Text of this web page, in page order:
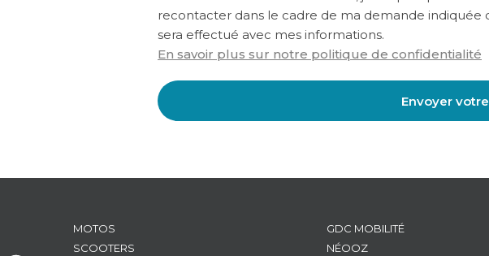
recontacter dans le cadre de ma demande
sera effectué avec mes informations.
En savoir plus sur notre politique de confidentialité
MOTOS
SCOOTERS
GDC MOBILITÉ
NÉOOZ